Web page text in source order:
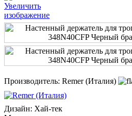
Увеличить
изображение
Производитель: Remer (Италия)
Дизайн: Хай-тек